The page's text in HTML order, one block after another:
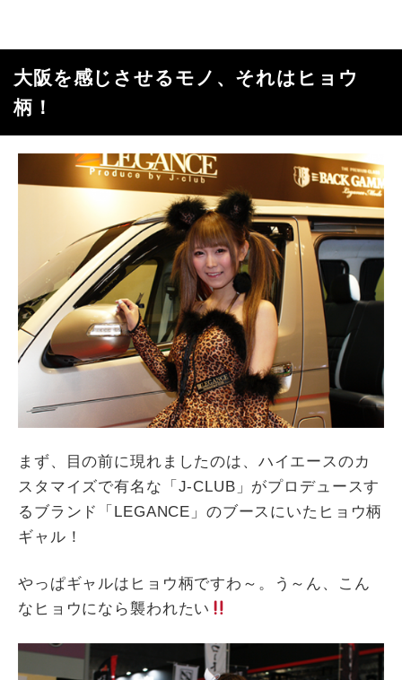
大阪を感じさせるモノ、それはヒョウ
柄！
まず、目の前に現れましたのは、ハイエースのカ
スタマイズで有名な「J-CLUB」がプロデュースす
るブランド「LEGANCE」のブースにいたヒョウ柄
ギャル！
やっぱギャルはヒョウ柄ですわ～。う～ん、こん
なヒョウになら襲われたい